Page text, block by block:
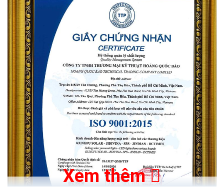
Ứng dụng phù hợp: Sân vườn, đường nội khu,
hẻm, bãi đỗ xe
Xem thêm